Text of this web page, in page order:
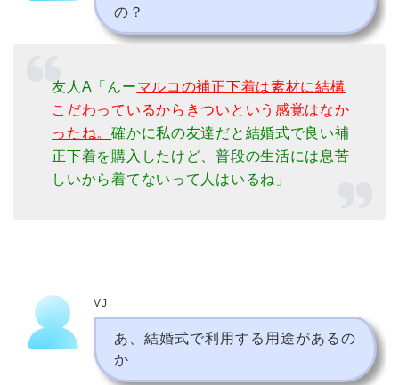
の？
友人A「んーマルコの補正下着は素材に結構
こだわっているからきついという感覚はなか
ったね。確かに私の友達だと結婚式で良い補
正下着を購入したけど、普段の生活には息苦
しいから着てないって人はいるね」
VJ
あ、結婚式で利用する用途があるの
か